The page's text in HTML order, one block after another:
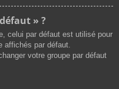
» ?
celui par défaut est utilisé pour
affichés par défaut.
votre groupe par défaut